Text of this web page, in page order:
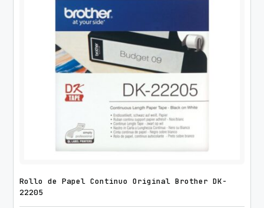
Rollo de Papel Continuo Original Brother DK-
22205